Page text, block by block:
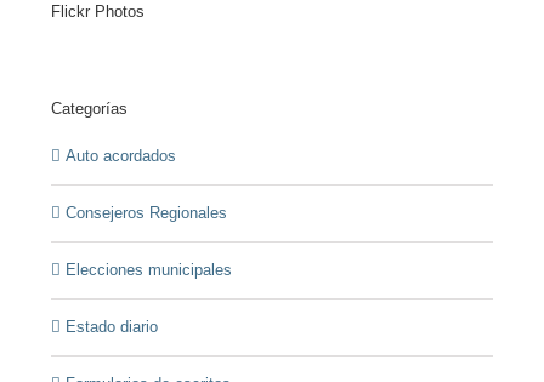
Flickr Photos
Categorías
Auto acordados
Consejeros Regionales
Elecciones municipales
Estado diario